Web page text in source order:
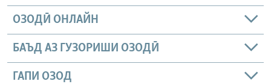
ОЗОДӢ ОНЛАЙН
БАЪД АЗ ГУЗОРИШИ ОЗОДӢ
ГАПИ ОЗОД